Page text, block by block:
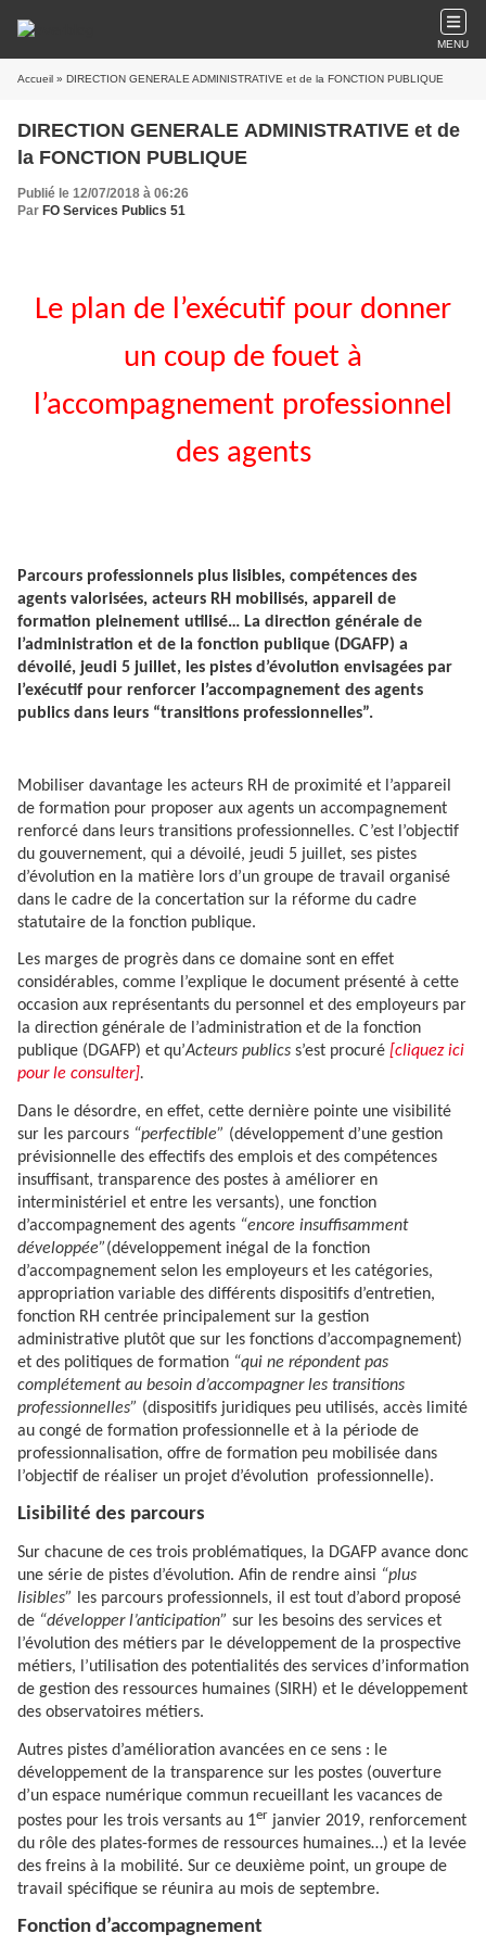
MENU
Accueil » DIRECTION GENERALE ADMINISTRATIVE et de la FONCTION PUBLIQUE
DIRECTION GENERALE ADMINISTRATIVE et de
la FONCTION PUBLIQUE
Publié le 12/07/2018 à 06:26
Par FO Services Publics 51
Le plan de l’exécutif pour donner
un coup de fouet à
l’accompagnement professionnel
des agents
Parcours professionnels plus lisibles, compétences des
agents valorisées, acteurs RH mobilisés, appareil de
formation pleinement utilisé… La direction générale de
l’administration et de la fonction publique (DGAFP) a
dévoilé, jeudi 5 juillet, les pistes d’évolution envisagées par
l’exécutif pour renforcer l’accompagnement des agents
publics dans leurs “transitions professionnelles”.
Mobiliser davantage les acteurs RH de proximité et l’appareil
de formation pour proposer aux agents un accompagnement
renforcé dans leurs transitions professionnelles. C’est l’objectif
du gouvernement, qui a dévoilé, jeudi 5 juillet, ses pistes
d’évolution en la matière lors d’un groupe de travail organisé
dans le cadre de la concertation sur la réforme du cadre
statutaire de la fonction publique.
Les marges de progrès dans ce domaine sont en effet
considérables, comme l’explique le document présenté à cette
occasion aux représentants du personnel et des employeurs par
la direction générale de l’administration et de la fonction
publique (DGAFP) et qu’Acteurs publics s’est procuré [cliquez ici
pour le consulter].
Dans le désordre, en effet, cette dernière pointe une visibilité
sur les parcours “perfectible” (développement d’une gestion
prévisionnelle des effectifs des emplois et des compétences
insuffisant, transparence des postes à améliorer en
interministériel et entre les versants), une fonction
d’accompagnement des agents “encore insuffisamment
développée”(développement inégal de la fonction
d’accompagnement selon les employeurs et les catégories,
appropriation variable des différents dispositifs d’entretien,
fonction RH centrée principalement sur la gestion
administrative plutôt que sur les fonctions d’accompagnement)
et des politiques de formation “qui ne répondent pas
complétement au besoin d’accompagner les transitions
professionnelles” (dispositifs juridiques peu utilisés, accès limité
au congé de formation professionnelle et à la période de
professionnalisation, offre de formation peu mobilisée dans
l’objectif de réaliser un projet d’évolution professionnelle).
Lisibilité des parcours
Sur chacune de ces trois problématiques, la DGAFP avance donc
une série de pistes d’évolution. Afin de rendre ainsi “plus
lisibles” les parcours professionnels, il est tout d’abord proposé
de “développer l’anticipation” sur les besoins des services et
l’évolution des métiers par le développement de la prospective
métiers, l’utilisation des potentialités des services d’information
de gestion des ressources humaines (SIRH) et le développement
des observatoires métiers.
Autres pistes d’amélioration avancées en ce sens : le
développement de la transparence sur les postes (ouverture
d’un espace numérique commun recueillant les vacances de
postes pour les trois versants au 1er janvier 2019, renforcement
du rôle des plates-formes de ressources humaines…) et la levée
des freins à la mobilité. Sur ce deuxième point, un groupe de
travail spécifique se réunira au mois de septembre.
Fonction d’accompagnement